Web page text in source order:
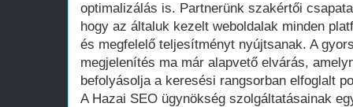
optimalizálás is. Partnerünk szakértői
hogy az általuk kezelt weboldalak minden
és megfelelő teljesítményt nyújtsanak. A
megjelenítés ma már alapvető elvárás,
befolyásolja a keresési rangsorban elfoglalt
A Hazai SEO ügynökség szolgáltatásainak